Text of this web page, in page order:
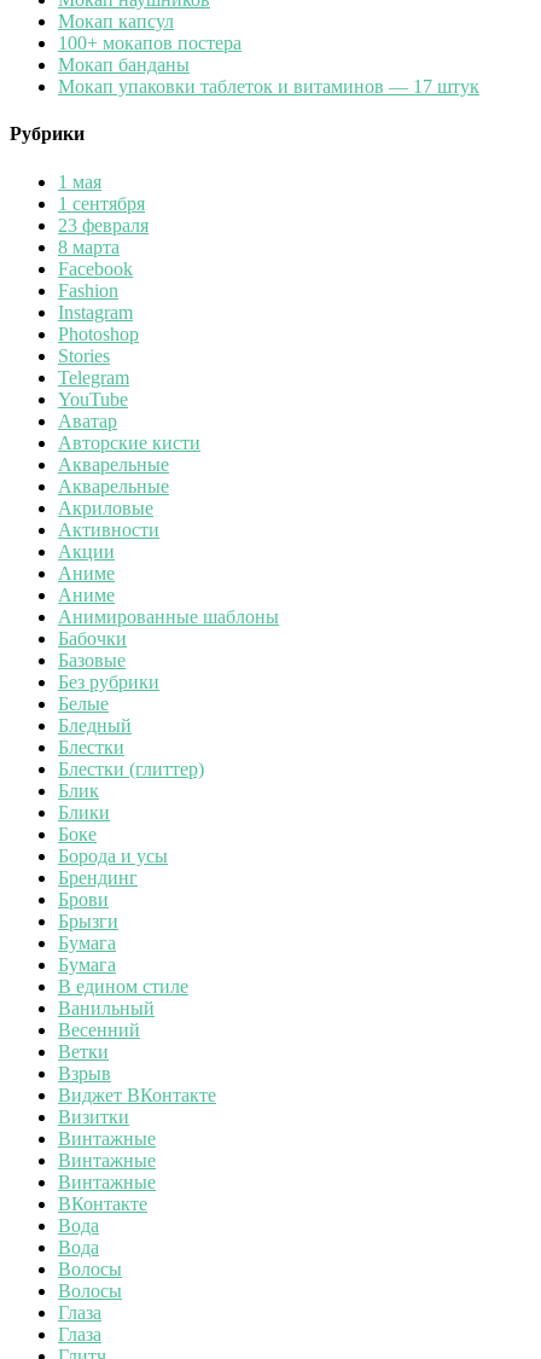
Мокап капсул
100+ мокапов постера
Мокап банданы
Мокап упаковки таблеток и витаминов — 17 штук
Рубрики
1 мая
1 сентября
23 февраля
8 марта
Facebook
Fashion
Instagram
Photoshop
Stories
Telegram
YouTube
Аватар
Авторские кисти
Акварельные
Акварельные
Акриловые
Активности
Акции
Аниме
Аниме
Анимированные шаблоны
Бабочки
Базовые
Без рубрики
Белые
Бледный
Блестки
Блестки (глиттер)
Блик
Блики
Боке
Борода и усы
Брендинг
Брови
Брызги
Бумага
Бумага
В едином стиле
Ванильный
Весенний
Ветки
Взрыв
Виджет ВКонтакте
Визитки
Винтажные
Винтажные
Винтажные
ВКонтакте
Вода
Вода
Волосы
Волосы
Глаза
Глаза